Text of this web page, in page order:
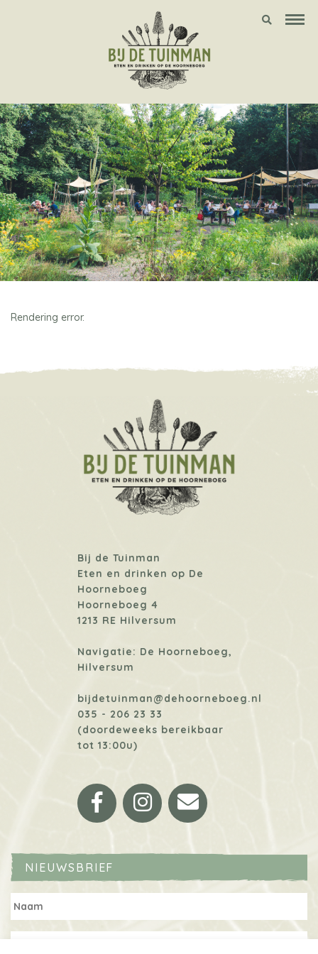
Rendering error.
Bij de Tuinman
Eten en drinken op De
Hoorneboeg
Hoorneboeg 4
1213 RE Hilversum
Navigatie: De Hoorneboeg,
Hilversum
bijdetuinman@dehoorneboeg.nl
035 - 206 23 33
(doordeweeks bereikbaar
tot 13:00u)
Facebook
Instagram
Email
NIEUWSBRIEF